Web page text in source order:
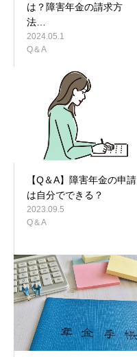
は？障害年金の請求方
法…
2024.05.1
Q＆A
【Q＆A】障害年金の申請
は自分でできる？
2023.09.5
Q＆A